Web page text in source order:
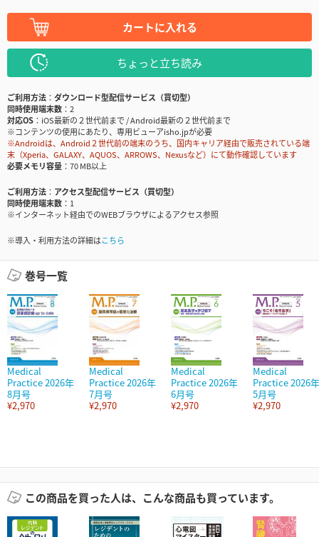
カートに入れる
ちょっと立ち読み
ご利用方法
ダウンロード型配信サービス（買切型）
同時使用端末数
2
対応OS
iOS最新の２世代前まで / Android最新の２世代前まで
※コンテンツの使用にあたり、専用ビューアisho.jpが必要
※Androidは、Android２世代前の端末のうち、国内キャリア経由で販売されている端
末（Xperia、GALAXY、AQUOS、ARROWS、Nexusなど）にて動作確認しています
必要メモリ容量
70 MB以上
ご利用方法
アクセス型配信サービス（買切型）
同時使用端末数
1
※インターネット経由でのWEBブラウザによるアクセス参照
※導入・利用方法の詳細はこちら
巻号一覧
Medical
Practice 2026年
8月号
¥2,970
Medical
Practice 2026年
7月号
¥2,970
Medical
Practice 2026年
6月号
¥2,970
Medical
Practice 2026年
5月号
¥2,970
この商品を買った人は、こんな商品も買っています。